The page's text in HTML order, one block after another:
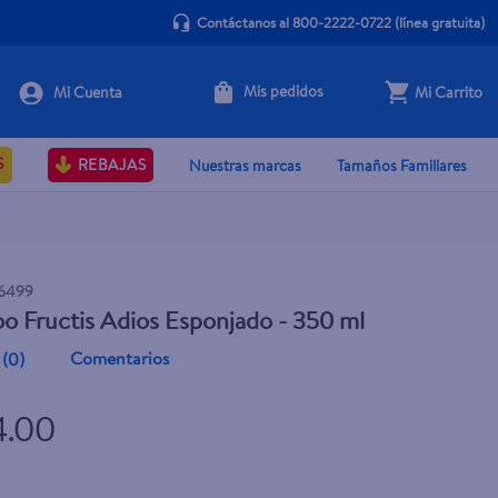
Contáctanos al 800-2222-0722(línea gratuita)
Mis pedidos Mi Carrito
REBAJAS Nuestras marcas Tamaños Familiares
Fructis Adios Esponjado - 350 ml
(0) Comentarios
+ Agregar